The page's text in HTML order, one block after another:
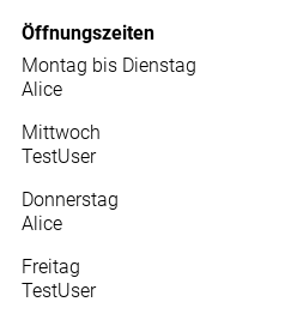
Öffnungszeiten
Montag bis Dienstag
Alice
Mittwoch
TestUser
Donnerstag
Alice
Freitag
TestUser